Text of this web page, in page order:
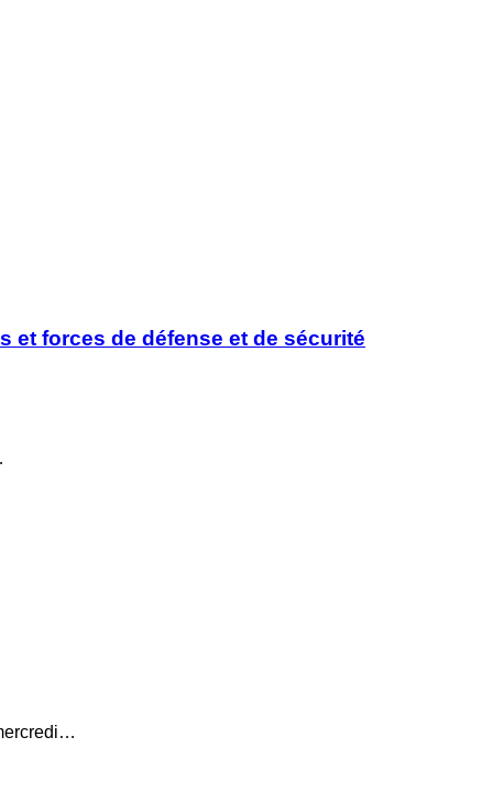
et forces de défense et de sécurité